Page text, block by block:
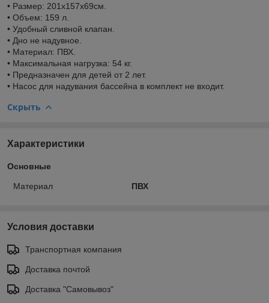
• Размер: 201х157х69см.
• Объем: 159 л.
• Удобный сливной клапан.
• Дно не надувное.
• Материал: ПВХ.
• Максимальная нагрузка: 54 кг.
• Предназначен для детей от 2 лет.
• Насос для надувания бассейна в комплект не входит.
Скрыть
Характеристики
Основные
Материал ПВХ
Условия доставки
Транспортная компания
Доставка почтой
Доставка "Самовывоз"